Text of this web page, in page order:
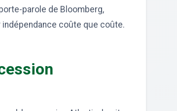
parole de Bloomberg,
coûte que coûte.